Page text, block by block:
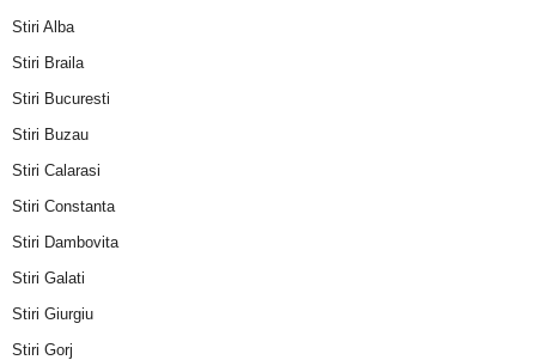
Stiri Alba
Stiri Braila
Stiri Bucuresti
Stiri Buzau
Stiri Calarasi
Stiri Constanta
Stiri Dambovita
Stiri Galati
Stiri Giurgiu
Stiri Gorj